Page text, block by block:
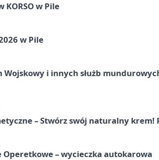
KORSO w Pile
w Pile
Wojskowy i innych służb
– Stwórz swój naturalny krem!
Operetkowe – wycieczka autokarowa